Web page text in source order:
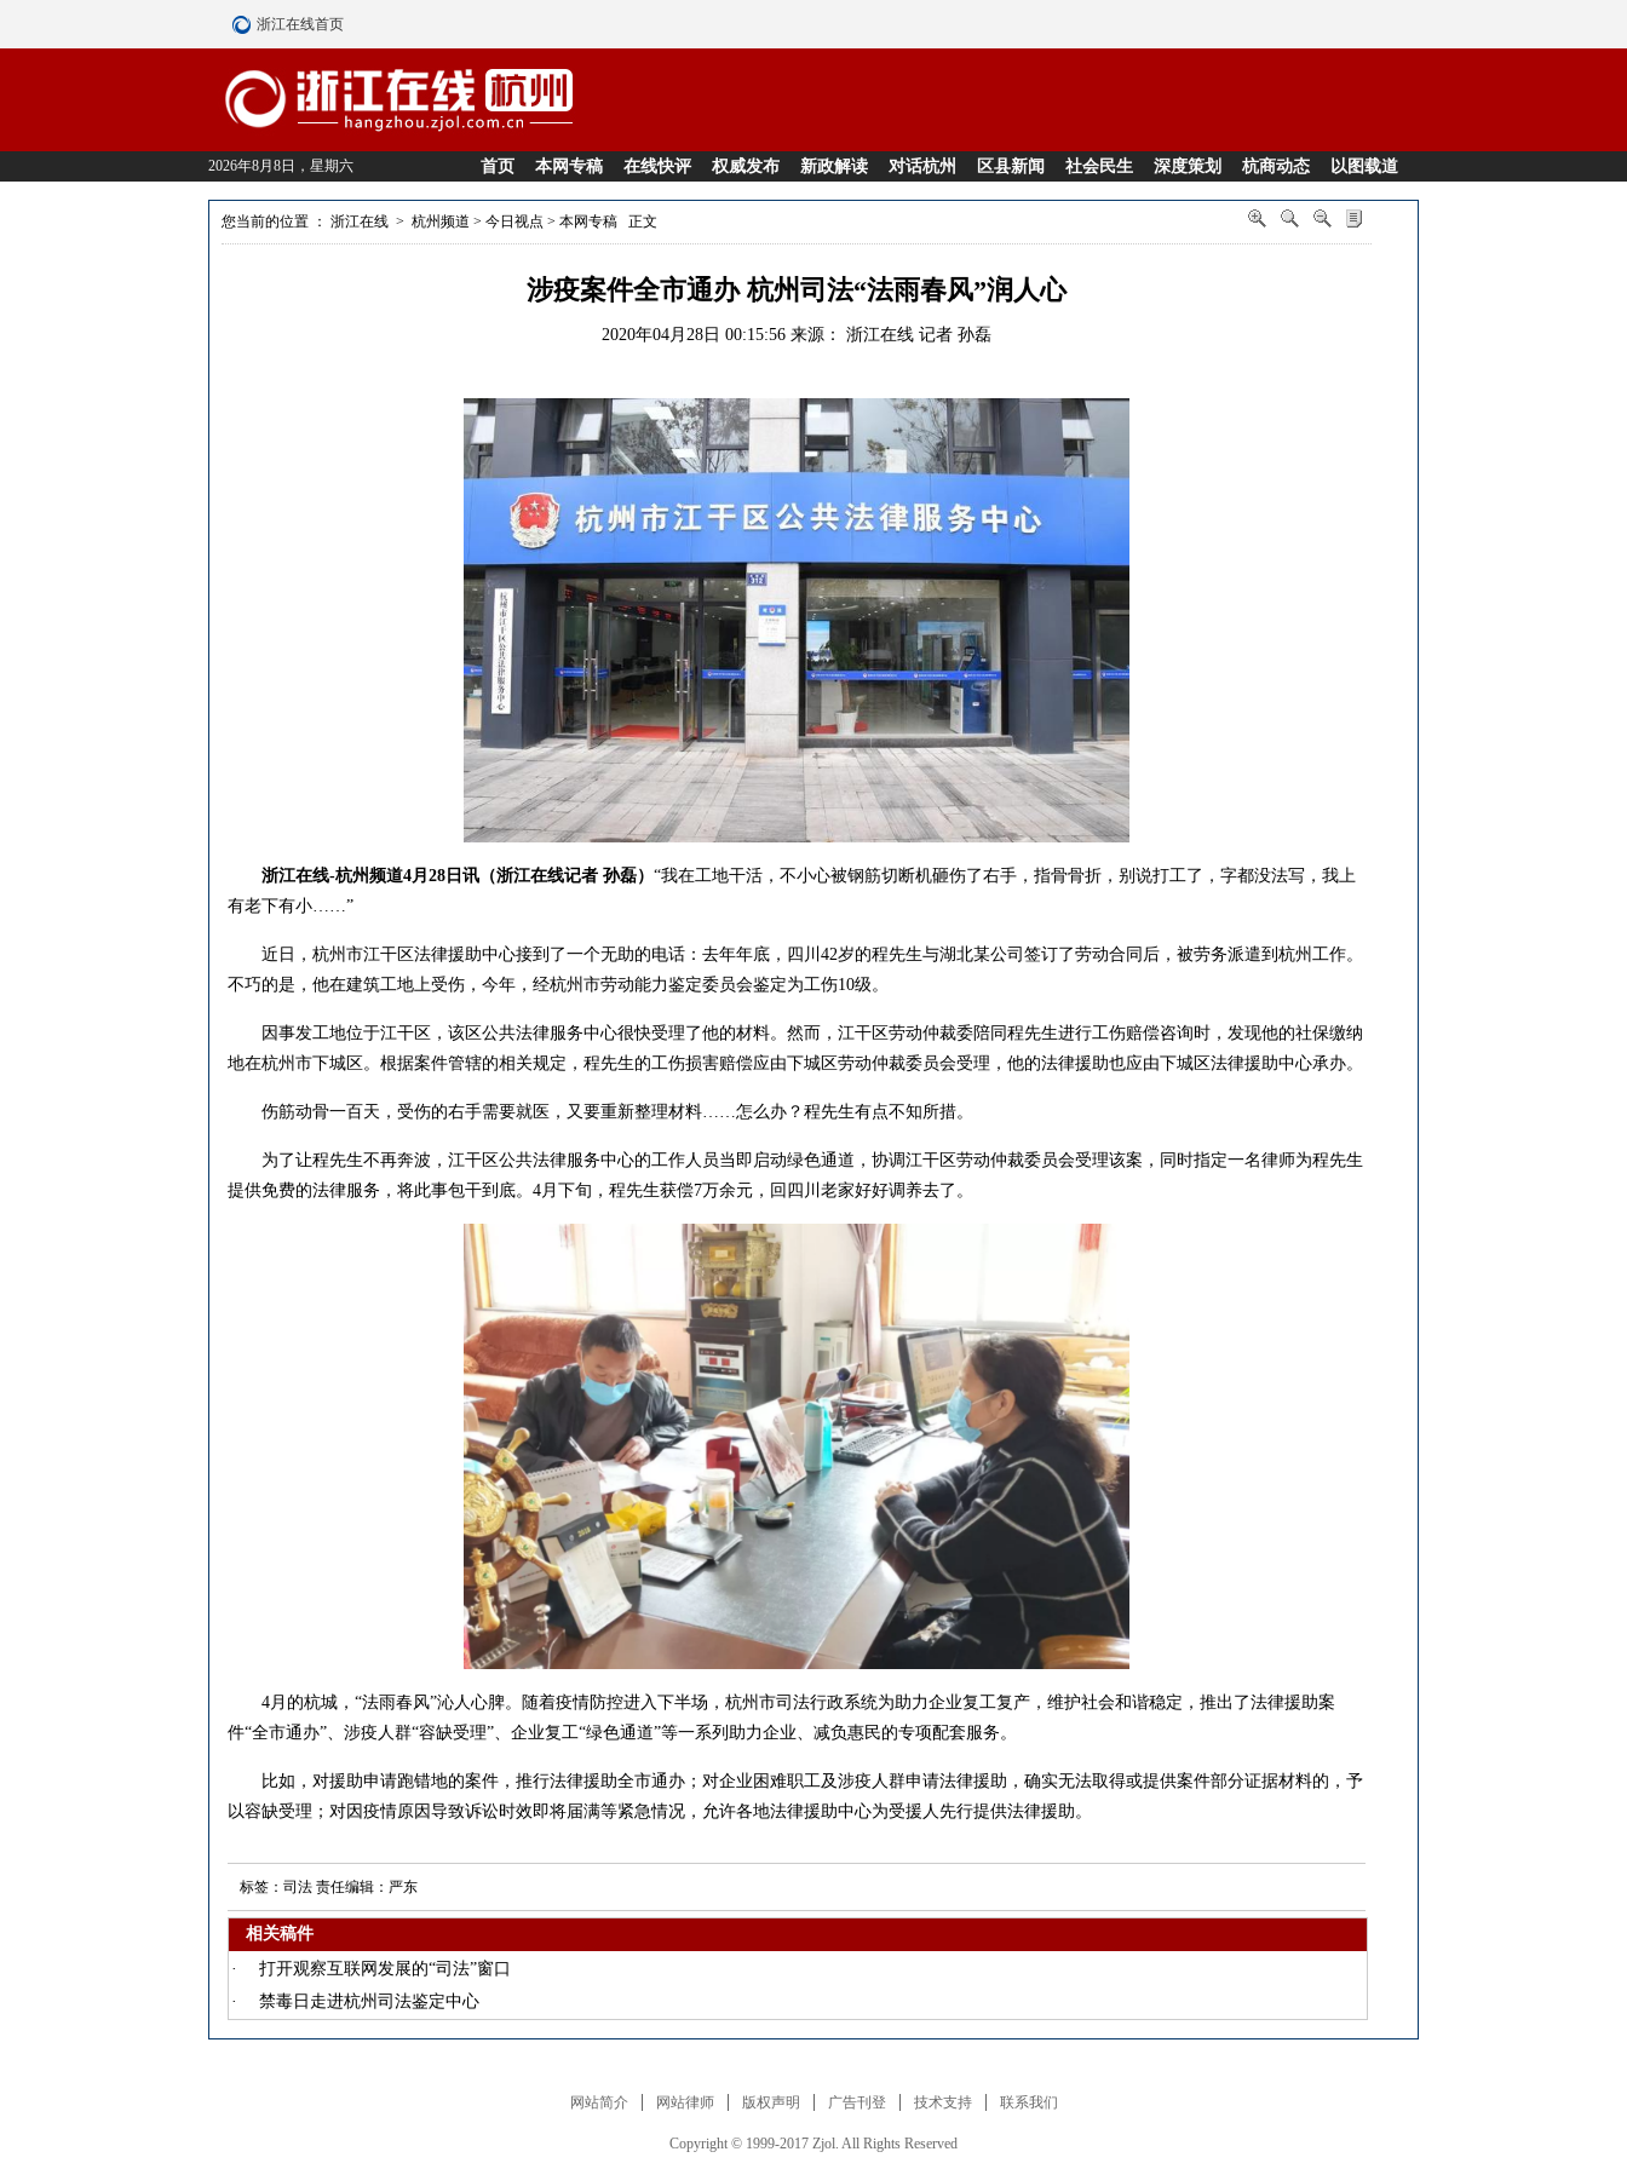
浙江在线首页
2026年8月8日，星期六 首页 本网专稿 在线快评 权威发布 新政解读 对话杭州 区县新闻 社会民生 深度策划 杭商动态 以图载道
您当前的位置 ： 浙江在线 > 杭州频道 > 今日视点 > 本网专稿 正文
涉疫案件全市通办 杭州司法“法雨春风”润人心
2020年04月28日 00:15:56 来源： 浙江在线 记者 孙磊
浙江在线-杭州频道4月28日讯（浙江在线记者 孙磊） “我在工地干活，不小心被钢筋切断机砸伤了右手，指骨骨折，别说打工了，字都没法写，我上
有老下有小……”
近日，杭州市江干区法律援助中心接到了一个无助的电话：去年年底，四川42岁的程先生与湖北某公司签订了劳动合同后，被劳务派遣到杭州工作。
不巧的是，他在建筑工地上受伤，今年，经杭州市劳动能力鉴定委员会鉴定为工伤10级。
因事发工地位于江干区，该区公共法律服务中心很快受理了他的材料。然而，江干区劳动仲裁委陪同程先生进行工伤赔偿咨询时，发现他的社保缴纳
地在杭州市下城区。根据案件管辖的相关规定，程先生的工伤损害赔偿应由下城区劳动仲裁委员会受理，他的法律援助也应由下城区法律援助中心承办。
伤筋动骨一百天，受伤的右手需要就医，又要重新整理材料……怎么办？程先生有点不知所措。
为了让程先生不再奔波，江干区公共法律服务中心的工作人员当即启动绿色通道，协调江干区劳动仲裁委员会受理该案，同时指定一名律师为程先生
提供免费的法律服务，将此事包干到底。4月下旬，程先生获偿7万余元，回四川老家好好调养去了。
4月的杭城，“法雨春风”沁人心脾。随着疫情防控进入下半场，杭州市司法行政系统为助力企业复工复产，维护社会和谐稳定，推出了法律援助案
件“全市通办”、涉疫人群“容缺受理”、企业复工“绿色通道”等一系列助力企业、减负惠民的专项配套服务。
比如，对援助申请跑错地的案件，推行法律援助全市通办；对企业困难职工及涉疫人群申请法律援助，确实无法取得或提供案件部分证据材料的，予
以容缺受理；对因疫情原因导致诉讼时效即将届满等紧急情况，允许各地法律援助中心为受援人先行提供法律援助。
标签：司法 责任编辑：严东
相关稿件
·
打开观察互联网发展的“司法”窗口
·
禁毒日走进杭州司法鉴定中心
网站简介 网站律师 版权声明 广告刊登 技术支持 联系我们
Copyright © 1999-2017 Zjol. All Rights Reserved